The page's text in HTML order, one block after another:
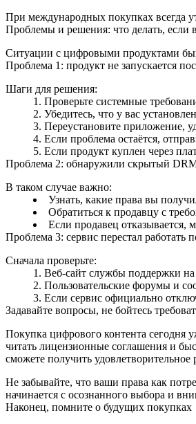
При международных покупках всегда
Проблемы и решения: что делать, если
Ситуации с цифровыми продуктами
Проблема 1: продукт не запускается
Шаги для решения:
Проверьте системные
Убедитесь, что у вас
Переустановите приложение,
Если проблема остаётся,
Если продукт куплен через
Проблема 2: обнаружили скрытый
В таком случае важно:
Узнать, какие права вы
Обратиться к продавцу с
Если продавец отказывается,
Проблема 3: сервис перестал работать
Сначала проверьте:
Веб‑сайт службы поддержки
Пользовательские форумы и
Если сервис официально
Задавайте вопросы, не бойтесь
Покупка цифрового контента сегодня
читать лицензионные соглашения и
сможете получить
Не забывайте, что ваши права как
начинается с осознанного выбора и
Наконец, помните о будущих покупках